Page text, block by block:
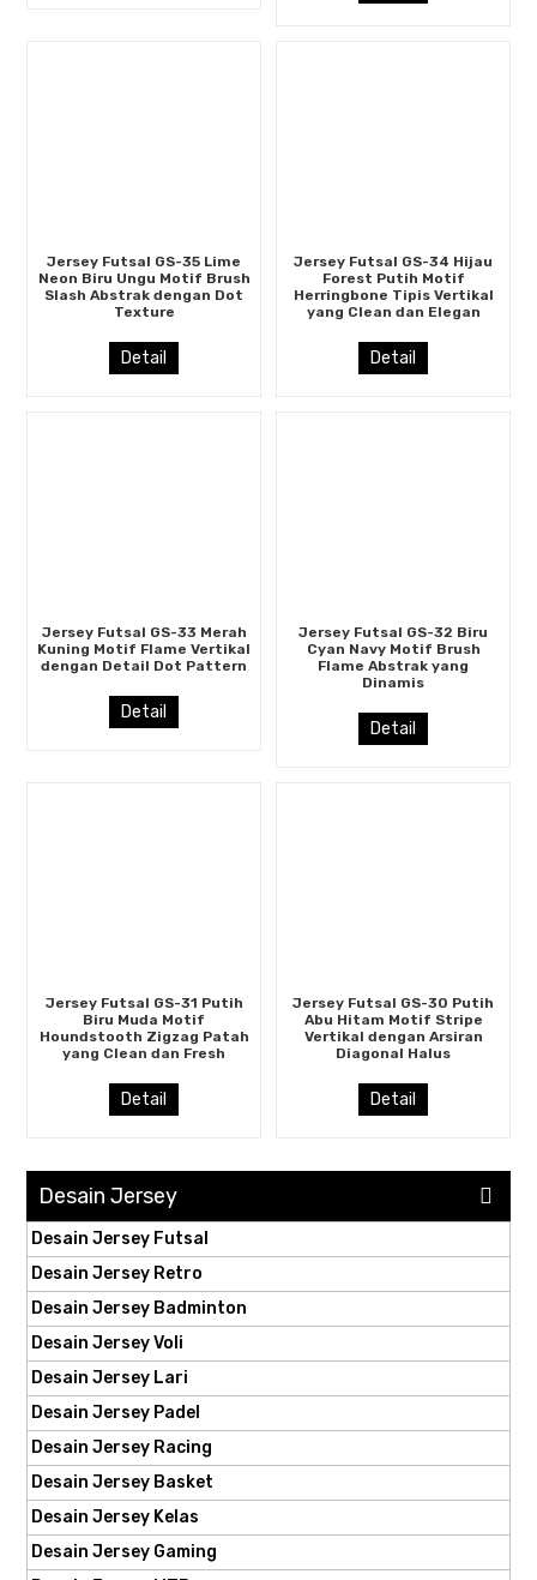
Jersey Futsal GS-35 Lime
Neon Biru Ungu Motif Brush
Slash Abstrak dengan Dot
Texture
Detail
Jersey Futsal GS-34 Hijau
Forest Putih Motif
Herringbone Tipis Vertikal
yang Clean dan Elegan
Detail
Jersey Futsal GS-33 Merah
Kuning Motif Flame Vertikal
dengan Detail Dot Pattern
Detail
Jersey Futsal GS-32 Biru
Cyan Navy Motif Brush
Flame Abstrak yang
Dinamis
Detail
Jersey Futsal GS-31 Putih
Biru Muda Motif
Houndstooth Zigzag Patah
yang Clean dan Fresh
Detail
Jersey Futsal GS-30 Putih
Abu Hitam Motif Stripe
Vertikal dengan Arsiran
Diagonal Halus
Detail
Desain Jersey
Desain Jersey Futsal
Desain Jersey Retro
Desain Jersey Badminton
Desain Jersey Voli
Desain Jersey Lari
Desain Jersey Padel
Desain Jersey Racing
Desain Jersey Basket
Desain Jersey Kelas
Desain Jersey Gaming